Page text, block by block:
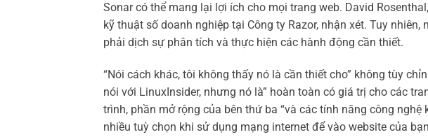
Sonar có thể mang lại lợi ích cho mọi trang web. David
kỹ thuật số doanh nghiệp tại Công ty Razor, nhận xét. Tuy
phải dịch sự phân tích và thực hiện các hành động cần thiết.
“Nói cách khác, tôi không thấy nó là cần thiết cho” không tùy
nói với LinuxInsider, nhưng nó là” hoàn toàn có giá trị cho các
trình, phần mở rộng của bên thứ ba “và các tính năng công
nhiều tuỳ chọn khi sử dụng mạng internet để vào website của